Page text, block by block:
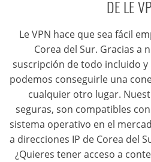
DE LE
Le VPN hace que sea fácil
Corea del Sur. Gracias a
suscripción de todo incluido
podemos conseguirle una
cualquier otro lugar.
seguras, son compatibles
sistema operativo en el
a direcciones IP de Corea del
¿Quieres tener acceso a